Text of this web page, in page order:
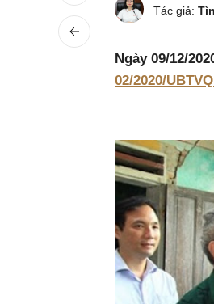
Tác giả:
Ngày 09/12/
02/2020/